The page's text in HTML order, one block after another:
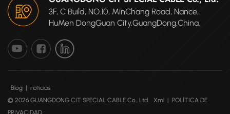
3F, C Build, NO.10, MinChang Road, Nance,
HuMen DongGuan City,GuangDong.China.
Blog | noticias
© 2026 GUANGDONG CIT SPECIAL CABLE Co., Ltd.
Xml | POLÍTICA DE
PRIVACIDAD